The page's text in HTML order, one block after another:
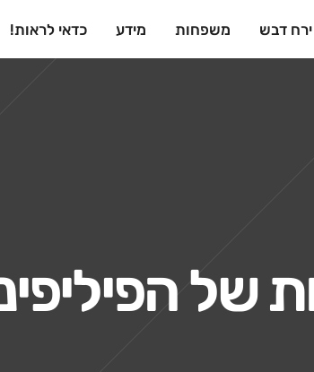
ירח דבש משפחות מידע כדאי לראות!
של